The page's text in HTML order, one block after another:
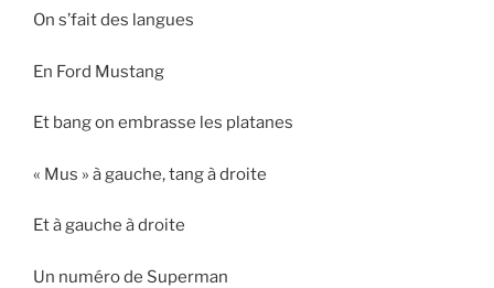
On s’fait des langues
En Ford Mustang
Et bang on embrasse les platanes
« Mus » à gauche, tang à droite
Et à gauche à droite
Un numéro de Superman